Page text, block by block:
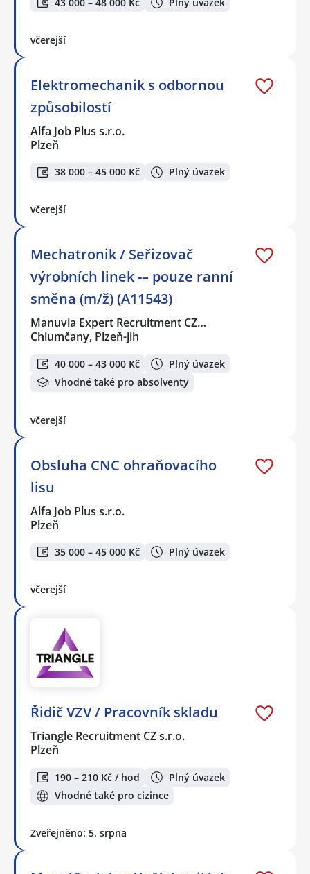
včerejší
Elektromechanik s odbornou
způsobilostí
Alfa Job Plus s.r.o.
Plzeň
38 000 – 45 000 Kč Plný úvazek
včerejší
Mechatronik / Seřizovač
výrobních linek -– pouze ranní
směna (m/ž) (A11543)
Manuvia Expert Recruitment CZ…
Chlumčany, Plzeň-jih
40 000 – 43 000 Kč
Plný úvazek
Vhodné také pro absolventy
včerejší
Obsluha CNC ohraňovacího
lisu
Alfa Job Plus s.r.o.
Plzeň
35 000 – 45 000 Kč Plný úvazek
včerejší
Řidič VZV / Pracovník skladu
Triangle Recruitment CZ s.r.o.
Plzeň
190 – 210 Kč / hod
Plný úvazek
Vhodné také pro cizince
Zveřejněno: 5. srpna